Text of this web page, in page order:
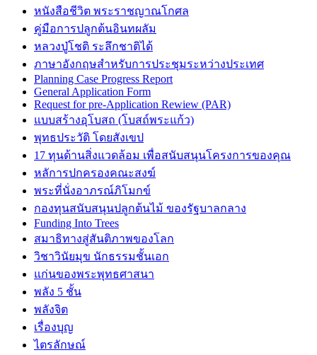
หนังสือชีวิต พระราชญาณโกศล
คู่มือการปลูกต้นอินทผลัม
หลวงปู่โชติ ระลึกชาติได้
ภาษาอังกฤษสำหรับการประชุมระหว่างประเทศ
Planning Case Progress Report
General Application Form
Request for pre-Application Rewiew (PAR)
แบบสร้างอุโบสถ (โบสถ์พระแก้ว)
พุทธประวัติ โดยสังเขป
17 ทุนด้านสิ่งแวดล้อม เพื่อสนับสนุนโครงการของคุณ
หลัการปกครองคณะสงฆ์
พระที่นั่งอาภรณ์ภิโมกข์
กองทุนสนับสนุนปลูกต้นไม้ ของรัฐบาลกลาง
Funding Into Trees
สมาธิทางสู่สันติภาพของโลก
วิชาวินัยมุข นักธรรมชั้นเอก
แก่นของพระพุทธศาสนา
พลัง 5 ชั้น
พลังจิต
เรื่องบุญ
ไตรลักษณ์